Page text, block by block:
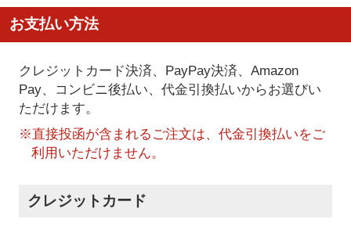
お支払い方法
クレジットカード決済、PayPay決済、Amazon
Pay、コンビニ後払い、代金引換払いからお選びい
ただけます。
※直接投函が含まれるご注文は、代金引換払いをご
利用いただけません。
クレジットカード